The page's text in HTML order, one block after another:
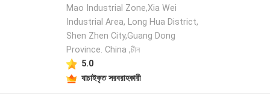
Mao Industrial Zone,Xia Wei
Industrial Area, Long Hua District,
Shen Zhen City,Guang Dong
Province. China ,চীন
5.0
যাচাইকৃত সরবরাহকারী